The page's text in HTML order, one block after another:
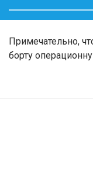
Примечательно,
борту